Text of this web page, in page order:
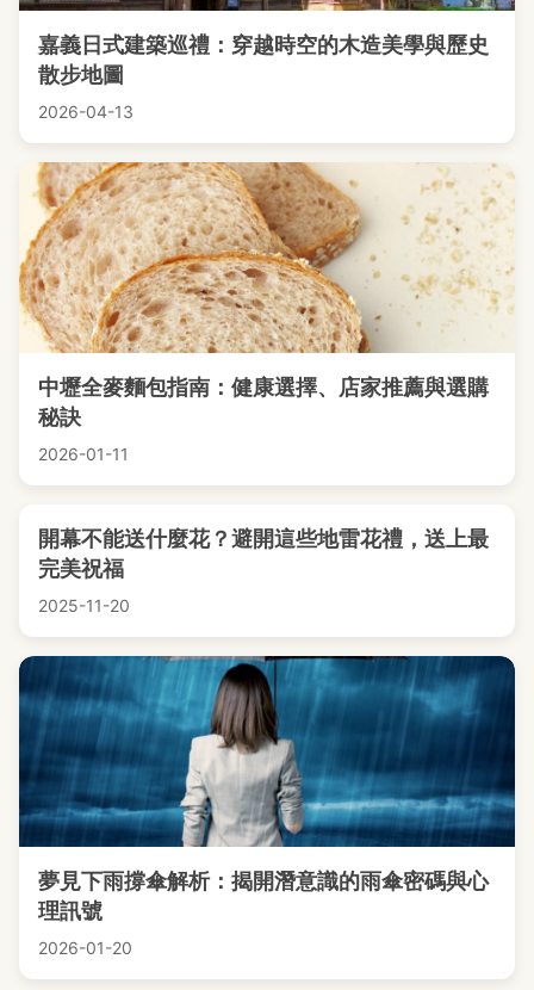
嘉義日式建築巡禮：穿越時空的木造美學與歷史
散步地圖
2026-04-13
中壢全麥麵包指南：健康選擇、店家推薦與選購
秘訣
2026-01-11
開幕不能送什麼花？避開這些地雷花禮，送上最
完美祝福
2025-11-20
夢見下雨撐傘解析：揭開潛意識的雨傘密碼與心
理訊號
2026-01-20